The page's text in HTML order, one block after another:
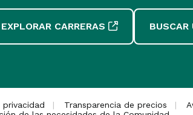
EXPLORAR CARRERAS BUSCAR
Transparencia de precios